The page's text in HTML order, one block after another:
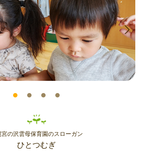
宮の沢雲母保育園のスローガン
ひとつむぎ